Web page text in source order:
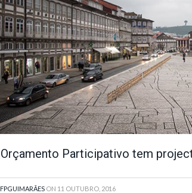
Orçamento Participativo tem
FPGUIMARÃES ON 11 OUTUBRO, 2016